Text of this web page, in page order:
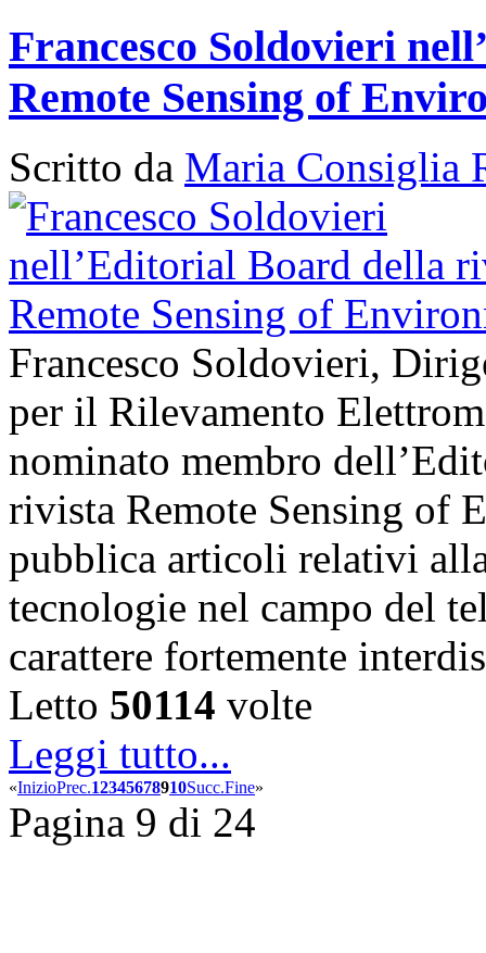
Francesco Soldovieri
Remote Sensing of
Scritto da Maria Consiglia
Francesco Soldovieri,
per il Rilevamento
nominato membro
rivista Remote Sensing of
pubblica articoli relativi
tecnologie nel campo del
carattere fortemente
Letto 50114 volte
Leggi tutto...
«InizioPrec.12345678910Succ.Fine»
Pagina 9 di 24